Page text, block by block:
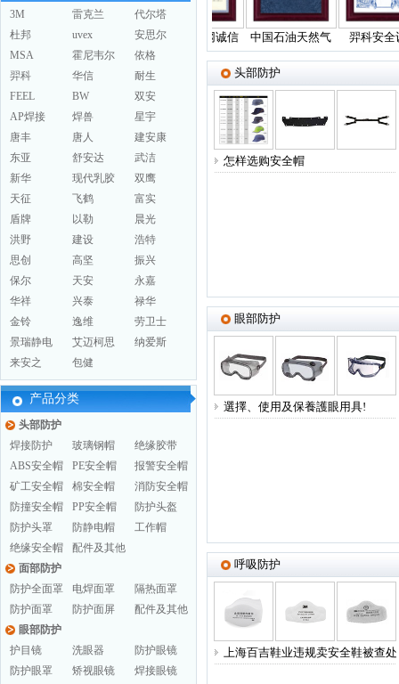
3M 雷克兰
代尔塔
杜邦
uvex
安思尔
MSA
霍尼韦尔
依格
羿科
华信
耐生
FEEL
BW
双安
AP焊接
焊兽
星宇
唐丰
唐人
建安康
东亚
舒安达
武洁
新华
现代乳胶
双鹰
天征
飞鹤
富实
盾牌
以勒
晨光
洪野
建设
浩特
思创
高坚
振兴
保尔
天安
永嘉
华祥
兴泰
禄华
金铃
逸维
劳卫士
景瑞静电
艾迈柯思
纳爱斯
来安之
包健
产品分类
头部防护
焊接防护
玻璃钢帽
绝缘胶带
ABS安全帽
PE安全帽
报警安全帽
矿工安全帽
棉安全帽
消防安全帽
防撞安全帽
PP安全帽
防护头盔
防护头罩
防静电帽
工作帽
绝缘安全帽
配件及其他
面部防护
防护全面罩
电焊面罩
隔热面罩
防护面罩
防护面屏
配件及其他
眼部防护
护目镜
洗眼器
防护眼镜
防护眼罩
矫视眼镜
焊接眼镜
护
台州市伟民劳保
制...
国际招标网诚信
中国石油天然气
集...
羿科安全设备
（上...
头部防护
怎样选购安全帽
眼部防护
選擇、使用及保養護眼用具!
呼吸防护
上海百吉鞋业违规卖安全鞋被查处